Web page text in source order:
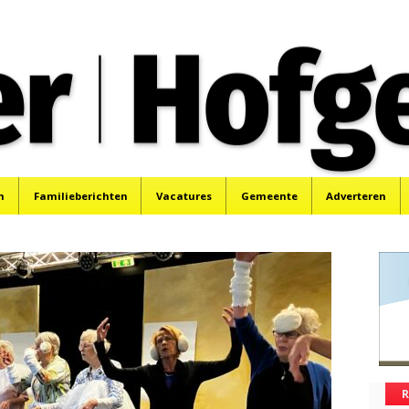
Familieberichten Vacatures Gemeente Adverteren